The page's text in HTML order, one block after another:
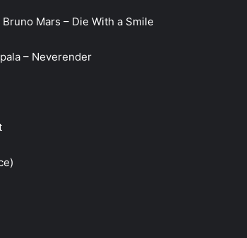
Mars – Die With a Smile
– Neverender